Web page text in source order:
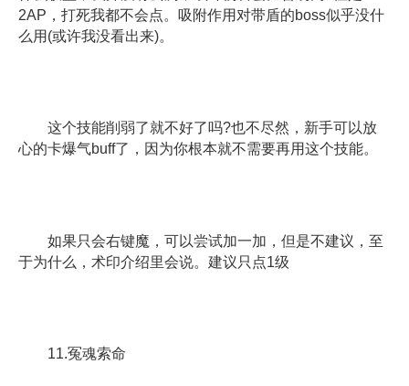
2AP，打死我都不会点。吸附作用对带盾的boss似乎没什
么用(或许我没看出来)。
这个技能削弱了就不好了吗?也不尽然，新手可以放
心的卡爆气buff了，因为你根本就不需要再用这个技能。
如果只会右键魔，可以尝试加一加，但是不建议，至
于为什么，术印介绍里会说。建议只点1级
11.冤魂索命